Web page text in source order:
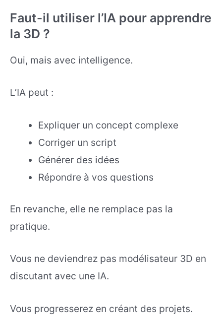
Faut-il utiliser l’IA pour apprendre
la 3D ?
Oui, mais avec intelligence.
L’IA peut :
Expliquer un concept complexe
Corriger un script
Générer des idées
Répondre à vos questions
En revanche, elle ne remplace pas la
pratique.
Vous ne deviendrez pas modélisateur 3D en
discutant avec une IA.
Vous progresserez en créant des projets.